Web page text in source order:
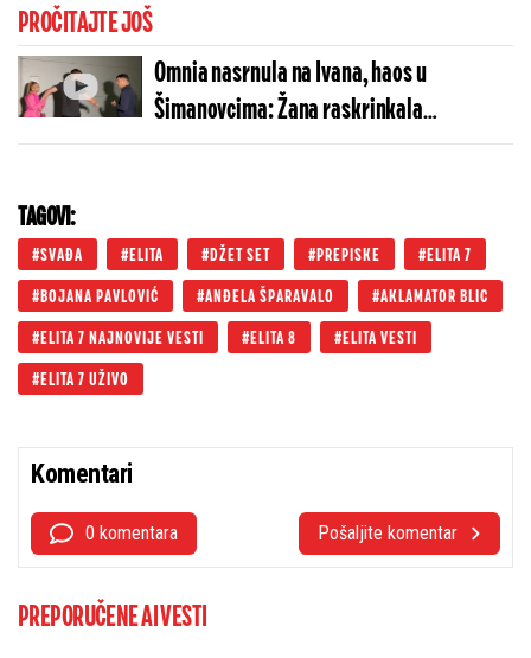
PROČITAJTE JOŠ
Omnia nasrnula na Ivana, haos u
Šimanovcima: Žana raskrinkala
Marinkoviće, otkrila sve detalje njihovog
TAGOVI:
SVAĐA ELITA DŽET SET PREPISKE ELITA 7
BOJANA PAVLOVIĆ ANĐELA ŠPARAVALO AKLAMATOR BLIC
ELITA 7 NAJNOVIJE VESTI ELITA 8 ELITA VESTI
ELITA 7 UŽIVO
Komentari
0 komentara Pošaljite komentar
PREPORUČENE AI VESTI